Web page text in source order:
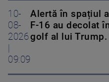
10-
08-
2026
09:09
Alertă în spațiul
F-16 au decolat
golf al lui Trump.